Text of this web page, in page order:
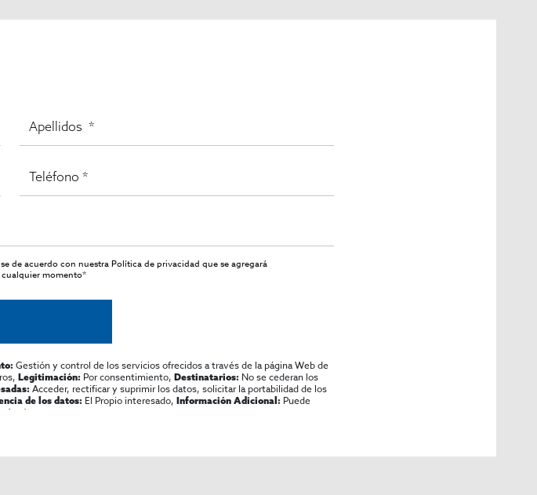
de acuerdo con nuestraPolítica de privacidad que se agregará
momento*
Gestión y control de los servicios ofrecidos a través de la página Web de
Legitimación: Por consentimiento, Destinatarios: No se cederan los
Acceder, rectificar y suprimir los datos, solicitar la portabilidad de los
de los datos: El Propio interesado, Información Adicional: Puede
Aquí.